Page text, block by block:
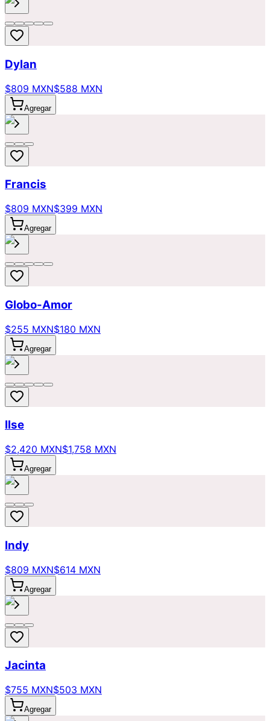
Dylan
$809 MXN$588 MXN
Agregar
Francis
$809 MXN$399 MXN
Agregar
Globo-Amor
$255 MXN$180 MXN
Agregar
Ilse
$2,420 MXN$1,758 MXN
Agregar
Indy
$809 MXN$614 MXN
Agregar
Jacinta
$755 MXN$503 MXN
Agregar